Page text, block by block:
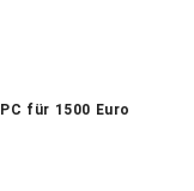
für 1500 Euro